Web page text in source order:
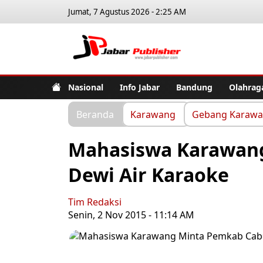
Jumat, 7 Agustus 2026 - 2:25 AM
Nasional Info Jabar Bandung
Beranda Karawang Gebang
Mahasiswa
Dewi Air Karaoke
Tim Redaksi
Senin, 2 Nov 2015 - 11:14 AM